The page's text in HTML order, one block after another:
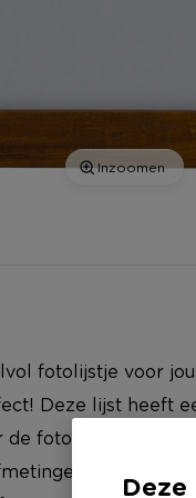
Inzoomen
fotolijstje voor
Deze lijst heeft
foto is 21x30 cm.
uit deze